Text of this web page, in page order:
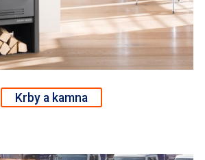
Krby a kamna